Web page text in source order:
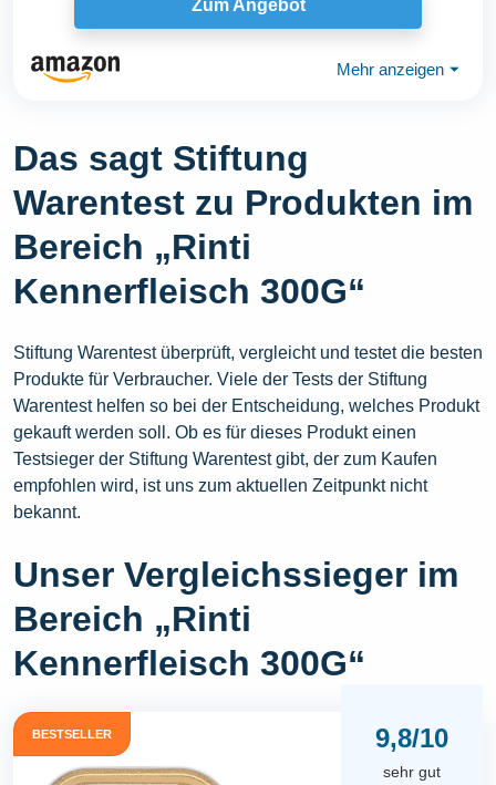
Zum Angebot
Mehr anzeigen ⏷
Das sagt Stiftung
Warentest zu Produkten im
Bereich „Rinti
Kennerfleisch 300G“
Stiftung Warentest überprüft, vergleicht und testet die besten
Produkte für Verbraucher. Viele der Tests der Stiftung
Warentest helfen so bei der Entscheidung, welches Produkt
gekauft werden soll. Ob es für dieses Produkt einen
Testsieger der Stiftung Warentest gibt, der zum Kaufen
empfohlen wird, ist uns zum aktuellen Zeitpunkt nicht
bekannt.
Unser Vergleichssieger im
Bereich „Rinti
Kennerfleisch 300G“
BESTSELLER 9,8/10
sehr gut